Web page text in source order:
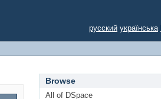
русский українська
Browse
All of DSpace